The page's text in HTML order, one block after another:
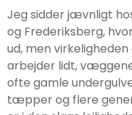
Jeg sidder jævnligt
og Frederiksberg,
ud, men
arbejder lidt,
ofte gamle
tæpper og flere